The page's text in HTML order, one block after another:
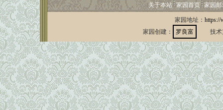
关于本站 家园首页 家园
家园地址： https://
家园创建：
罗良富 技术